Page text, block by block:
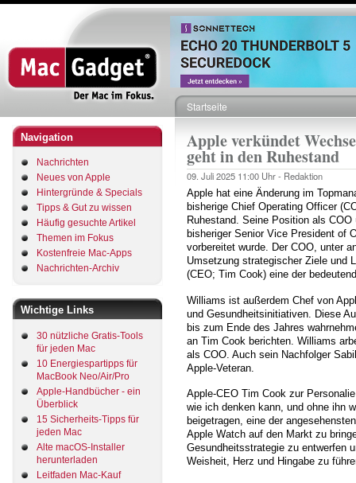
Direkt
zum
Inhalt
Navigation
Nachrichten
Neues von Apple
Hintergründe & Specials
Tipps & Gut zu wissen
Häufig gesuchte Artikel
Themen im Fokus
Kostenfreie Mac-Apps
Nachrichten-Archiv
Wichtige Links
30 nützliche Gratis-Tools
für jeden Mac
10 Energiespartipps für
MacBook Neo/Air/Pro
Apple-Handbücher - ein
Überblick
15 Sicherheits-Tipps für
jeden Mac
Alte macOS-Installer
herunterladen
Leitfaden Mac-Kauf
Pfadnavigation
Startseite
Apple verkündet
geht in den Ruhestand
09. Juli 2025 11:00 Uhr - Redaktion
Apple hat eine Änderung im
bisherige Chief Operating Officer
Ruhestand. Seine Position als
bisheriger Senior Vice President of
vorbereitet wurde. Der COO, unter
Umsetzung strategischer Ziele und
(CEO; Tim Cook) eine der
Williams ist außerdem Chef von
und Gesundheitsinitiativen. Diese
bis zum Ende des Jahres
an Tim Cook berichten. Williams
als COO. Auch sein Nachfolger
Apple-Veteran.
Apple-CEO Tim Cook zur
wie ich denken kann, und ohne ihn
beigetragen, eine der
Apple Watch auf den Markt zu
Gesundheitsstrategie zu entwerfen
Weisheit, Herz und Hingabe zu